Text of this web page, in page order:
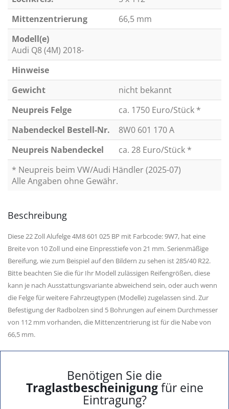
Mittenzentrierung
66,5 mm
Modell(e)
Audi Q8 (4M) 2018-
Hinweise
Gewicht
nicht bekannt
Neupreis Felge
ca. 1750 Euro/Stück *
Nabendeckel Bestell-Nr.
8W0 601 170 A
Neupreis Nabendeckel
ca. 28 Euro/Stück *
* Neupreis beim VW/Audi Händler (2025-07)
Alle Angaben ohne Gewähr.
Beschreibung
Diese 22 Zoll Alufelge 4M8 601 025 BP mit Farbcode: 9W7, hat eine
Breite von 10 Zoll und eine Einpresstiefe von 21 mm. Serienmäßige
Bereifung, wie zum Beispiel auf den Bildern zu sehen ist 285/40 R22.
Bitte beachten Sie die für Ihr Modell zulässigen Reifengrößen, diese
kann je nach Ausstattungsvariante abweichend sein, oder auch wenn
die Felge für weitere Fahrzeugtypen (Modelle) zugelassen sind. Zur
Befestigung der Radbolzen sind 5 Bohrungen auf einem Durchmesser
von 112 mm vorhanden, die Mittenzentrierung ist für die Nabe von
66,5 mm.
Benötigen Sie die
Traglastbescheinigungfür eine
Eintragung?